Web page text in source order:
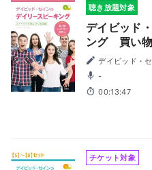
聴き放題対象
デイビッド
ング 買い物
デイビッド・
-
00:13:47
チケット対象